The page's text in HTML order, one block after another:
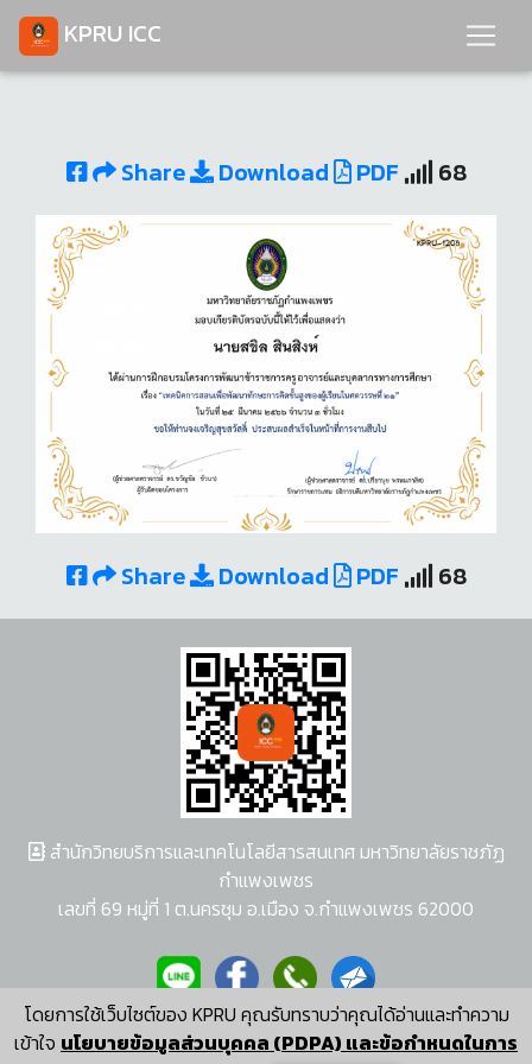
KPRU ICC
Share Download PDF 68
Share Download PDF 68
โดยการใช้เว็บไซต์ของ KPRU คุณรับทราบว่าคุณได้อ่านและทำความ
เข้าใจ นโยบายข้อมูลส่วนบุคคล (PDPA) และข้อกำหนดในการ
สำนักวิทยบริการและเทคโนโลยีสารสนเทศ มหาวิทยาลัยราชภัฏ
กำแพงเพชร
เลขที่ 69 หมู่ที่ 1 ต.นครชุม อ.เมือง จ.กำแพงเพชร 62000
ผู้พัฒนาระบบ อนุชา พวงผกา